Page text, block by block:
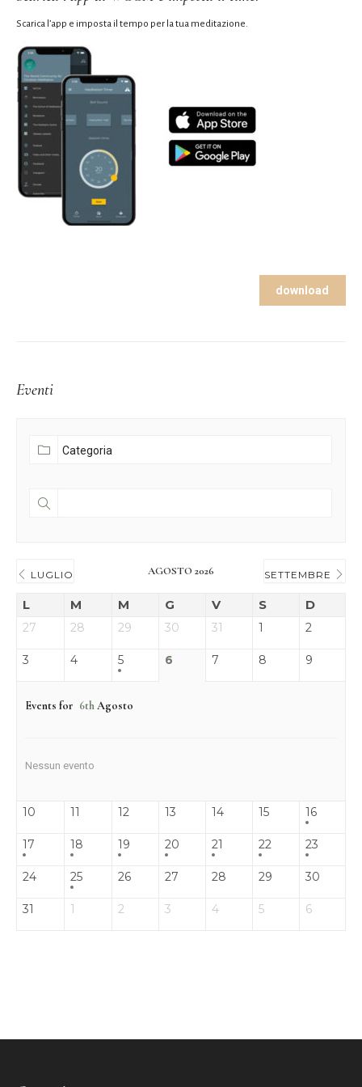
Scarica l’app e imposta il tempo per la tua meditazione.
download
Eventi
LUGLIO AGOSTO 2026 SETTEMBRE
L M M G V S D
27 28 29 30 31 1 2
3 4 5 6 7 8 9
Events for 6thAgosto
Nessun evento
10 11 12 13 14 15 16
17 18 19 20 21 22 23
24 25 26 27 28 29 30
31 1 2 3 4 5 6